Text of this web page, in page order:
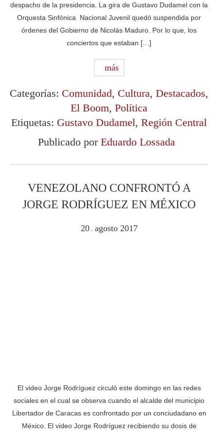
despacho de la presidencia. La gira de Gustavo Dudamel con la
Orquesta Sinfónica Nacional Juvenil quedó suspendida por
órdenes del Gobierno de Nicolás Maduro. Por lo que, los
conciertos que estaban […]
más
Categorías: Comunidad, Cultura, Destacados,
El Boom, Política
Etiquetas: Gustavo Dudamel, Región Central
Publicado por Eduardo Lossada
VENEZOLANO CONFRONTÓ A
JORGE RODRÍGUEZ EN MÉXICO
20 agosto 2017
El video Jorge Rodríguez circuló este domingo en las redes
sociales en el cual se observa cuando el alcalde del municipio
Libertador de Caracas es confrontado por un conciudadano en
México. El video Jorge Rodríguez recibiendo su dosis de